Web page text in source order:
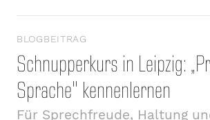
BLOGBEITRAG
Schnupperkurs in Leipzig:
Sprache" kennenlernen
Für Sprechfreude, Haltung